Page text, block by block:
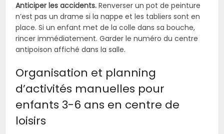
Anticiper les accidents. Renverser un pot de peinture
n’est pas un drame si la nappe et les tabliers sont en
place. Si un enfant met de la colle dans sa bouche,
rincer immédiatement. Garder le numéro du centre
antipoison affiché dans la salle.
Organisation et planning
d’activités manuelles pour
enfants 3-6 ans en centre de
loisirs